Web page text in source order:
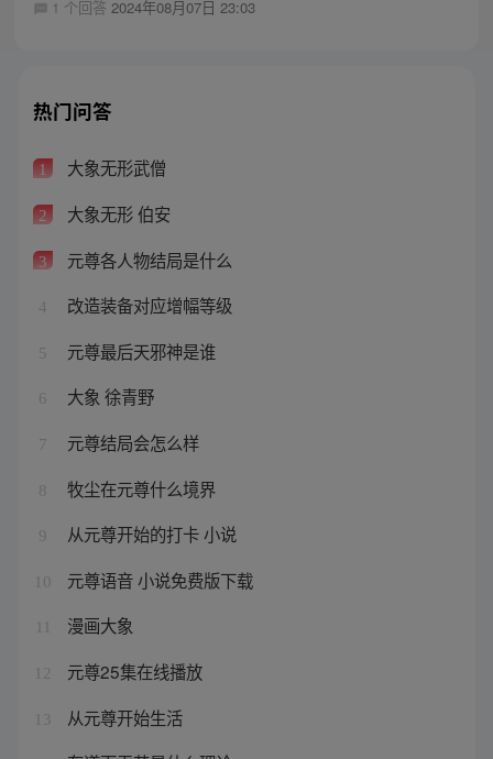
1 个回答 2024年08月07日 23:03
热门问答
1 大象无形武僧
2 大象无形 伯安
3 元尊各人物结局是什么
4 改造装备对应增幅等级
5 元尊最后天邪神是谁
6 大象 徐青野
7 元尊结局会怎么样
8 牧尘在元尊什么境界
9 从元尊开始的打卡 小说
10 元尊语音 小说免费版下载
漫画大象
12 元尊25集在线播放
13 从元尊开始生活